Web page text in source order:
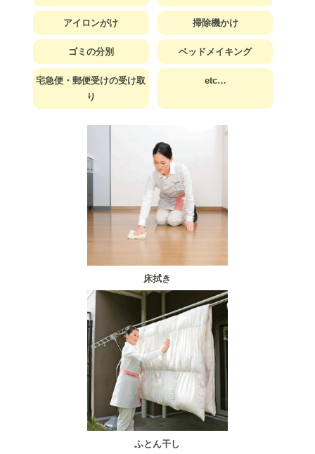
アイロンがけ 掃除機かけ
ゴミの分別 ベッドメイキング
宅急便・郵便受けの受け取
り
etc…
床拭き
ふとん干し